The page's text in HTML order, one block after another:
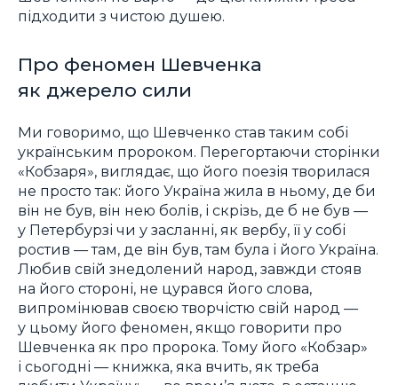
підходити з чистою душею.
Про феномен Шевченка
як джерело сили
Ми говоримо, що Шевченко став таким собі
українським пророком. Перегортаючи сторінки
«Кобзаря», виглядає, що його поезія творилася
не просто так: його Україна жила в ньому, де би
він не був, він нею болів, і скрізь, де б не був —
у Петербурзі чи у засланні, як вербу, її у собі
ростив — там, де він був, там була і його Україна.
Любив свій знедолений народ, завжди стояв
на його стороні, не цурався його слова,
випромінював своєю творчістю свій народ —
у цьому його феномен, якщо говорити про
Шевченка як про пророка. Тому його «Кобзар»
і сьогодні — книжка, яка вчить, як треба